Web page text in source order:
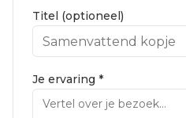
Titel (optioneel)
Je ervaring *